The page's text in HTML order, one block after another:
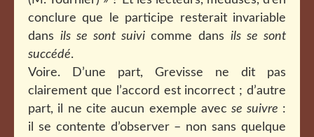
conclure que le participe resterait invariable
dans ils se sont suivicomme dansils se sont
succédé.
Voire. D’une part, Grevisse ne dit pas
clairement que l’accord est incorrect ; d’autre
part, il ne cite aucun exemple avecse suivre :
il se contente d’observer – non sans quelque